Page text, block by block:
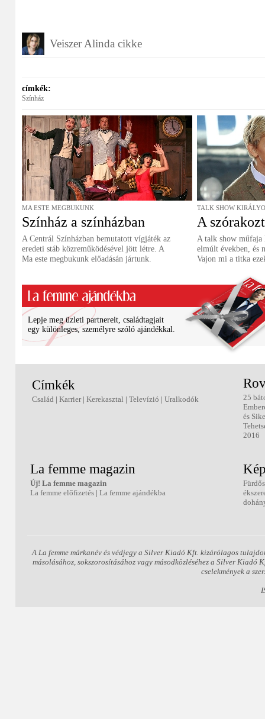
Veiszer Alinda cikke
címkék:
Színház
MA ESTE MEGBUKUNK
Színház a színházban
A Centrál Színházban bemutatott vígjáték az
eredeti stáb közreműködésével jött létre. A
Ma este megbukunk előadásán jártunk.
TALK SHOW
A
A talk show műfaja
elmúlt években, és
Vajon mi a titka
Lepje meg üzleti partnereit, családtagjait
egy különleges, személyre szóló ajándékkal.
Címkék
Család | Karrier| Kerekasztal | Televízió | Uralkodók
25
és
2016
La femme magazin
Új! La femme magazin
La femme előfizetés | La femme ajándékba
A La femme márkanév és védjegy a Silver Kiadó Kft. kizárólagos
másolásához, sokszorosításához vagy másodközléséhez a Silver
cselekmények a